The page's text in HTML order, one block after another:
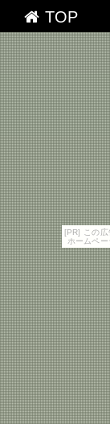
[PR] この広
ホームペ
TOP